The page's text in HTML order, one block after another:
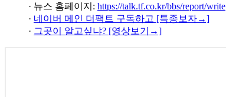
· 뉴스 홈페이지: https://talk.tf.co.kr/bbs/report/write
· 네이버 메인 더팩트 구독하고 [특종보자→]
· 그곳이 알고싶냐? [영상보기→]